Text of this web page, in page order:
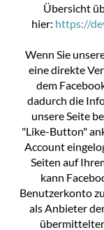
Übersicht
hier: https://
Wenn Sie
eine direkte
dem
dadurch die
unsere Seite
"Like-Button"
Account
Seiten auf
kann
Benutzerkonto
als Anbieter